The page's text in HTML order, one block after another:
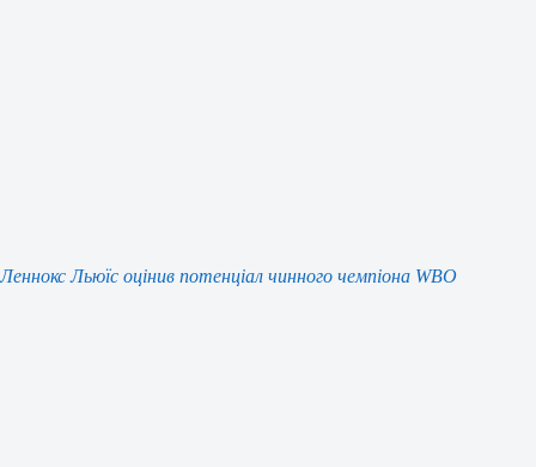
Леннокс Льюїс оцінив потенціал чинного чемпіона WBO